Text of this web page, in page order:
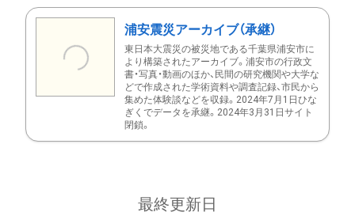
浦安震災アーカイブ（承継）
東日本大震災の被災地である千葉県浦安市に
より構築されたアーカイブ。浦安市の行政文
書・写真・動画のほか、民間の研究機関や大学な
どで作成された学術資料や調査記録、市民から
集めた体験談などを収録。2024年7月1日ひな
ぎくでデータを承継。2024年3月31日サイト
閉鎖。
最終更新日